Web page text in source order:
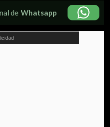
de Whatsapp